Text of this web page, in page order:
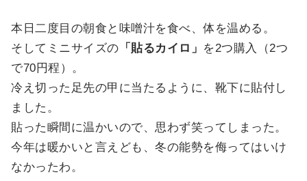
本日二度目の朝食と味噌汁を食べ、体を温める。
そしてミニサイズの 「貼るカイロ」 を2つ購入（2つ
で70円程）。
冷え切った足先の甲に当たるように、靴下に貼付し
ました。
貼った瞬間に温かいので、思わず笑ってしまった。
今年は暖かいと言えども、冬の能勢を侮ってはいけ
なかったわ。